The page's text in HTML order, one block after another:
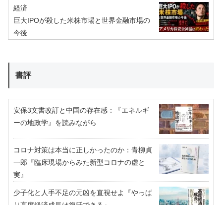
経済
巨大IPOが殺した米株市場と世界金融市場の
今後
書評
安保3文書改訂と中国の存在感：『エネルギ
ーの地政学』を読みながら
コロナ対策は本当に正しかったのか：青柳貞
一郎『臨床現場からみた新型コロナの虚と
実』
少子化と人手不足の元凶を直視せよ『やっぱ